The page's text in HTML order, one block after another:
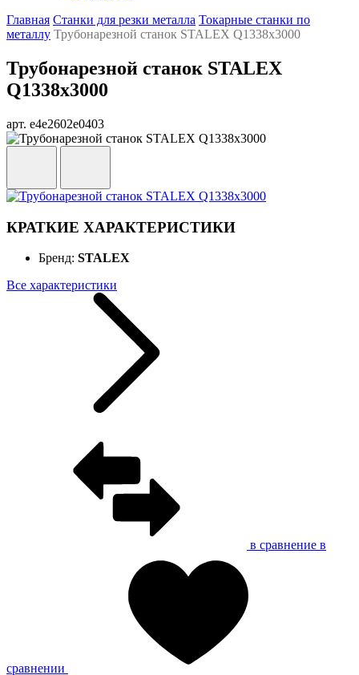
Главная Станки для резки металла Токарные станки по
металлу Трубонарезной станок STALEX Q1338x3000
Трубонарезной станок STALEX
Q1338x3000
арт. e4e2602e0403
КРАТКИЕ ХАРАКТЕРИСТИКИ
Бренд: STALEX
Все характеристики
в сравнение в
сравнении